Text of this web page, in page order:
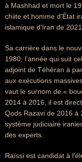
à Mashhad et mort le
chiite et homme d'État
islamique d'Iran de
Sa carrière dans le
1980, l’année qui suit
adjoint de Téhéran à
aux exécutions
vaut le surnom de «
2014 à 2016, il est
Qods Razavi de 2016 à
système judiciaire
des experts.
Raïssi est candidat à